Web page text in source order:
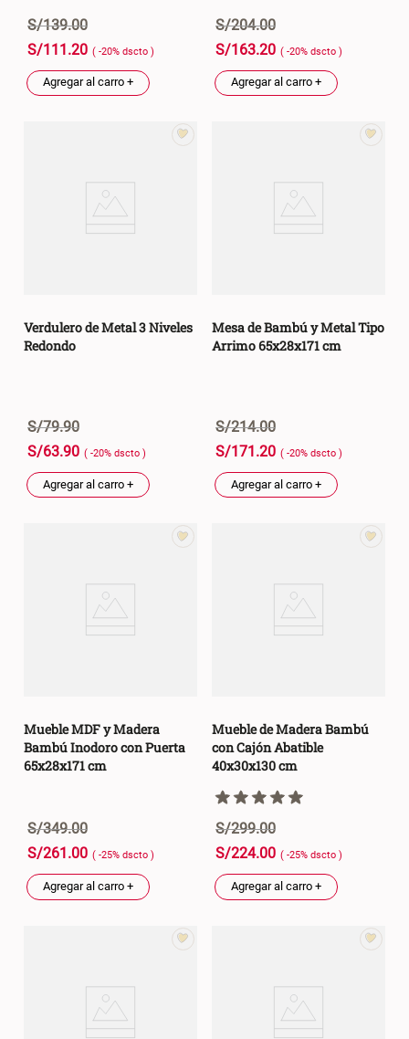
S/139.00
S/111.20 ( -20% dscto )
Agregar al carro +
S/204.00
S/163.20 ( -20% dscto )
Agregar al carro +
Verdulero de Metal 3 Niveles
Redondo
S/79.90
S/63.90 ( -20% dscto )
Agregar al carro +
Mesa de Bambú y Metal Tipo
Arrimo 65x28x171 cm
S/214.00
S/171.20 ( -20% dscto )
Agregar al carro +
Mueble MDF y Madera
Bambú Inodoro con Puerta
65x28x171 cm
S/349.00
S/261 .00 ( -25% dscto )
Agregar al carro +
Mueble de Madera Bambú
con Cajón Abatible
40x30x130 cm
S/299.00
S/224.00 ( -25% dscto )
Agregar al carro +